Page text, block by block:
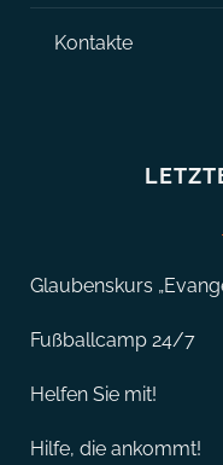
Kontakte
Glaubenskurs
Fußballcamp 24/7
Helfen Sie mit!
Hilfe, die ankommt!